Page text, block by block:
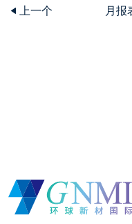
上一个 月报